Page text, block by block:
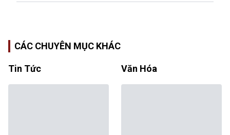
CÁC CHUYÊN MỤC KHÁC
Tin Tức Văn Hóa